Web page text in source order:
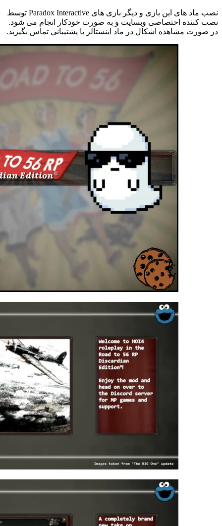
عدد
نصب ماد های این بازی و دیگر بازی های Paradox Interactive توسط
نصب کننده اختصاصی وبسایت و به صورت خودکار انجام می شود.
در صورت مشاهده اشکال در ماد اینستالر با پشتیبانی تماس بگیرید.